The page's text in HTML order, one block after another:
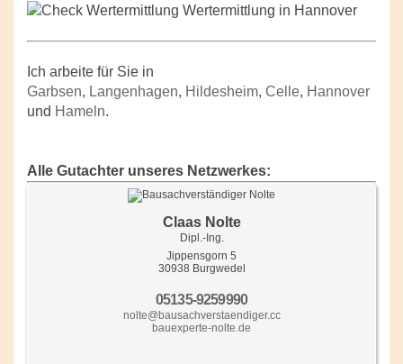
Wertermittlung in Hannover
Ich arbeite für Sie in
Garbsen, Langenhagen, Hildesheim, Celle, Hannover
und Hameln.
Alle Gutachter unseres Netzwerkes:
Claas Nolte
Dipl.-Ing.
Jippensgorn 5
30938 Burgwedel
05135-9259990
nolte@bausachverstaendiger.cc
bauexperte-nolte.de